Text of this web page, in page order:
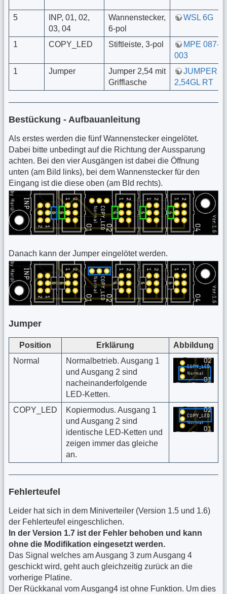
5
INP, 01, 02,
03, 04
Wannenstecker,
6-pol
WSL 6G
1 COPY_LED Stiftleiste, 3-pol
MPE 087-1-
003
1
Jumper
Jumper 2,54 mit
Grifflasche
JUMPER
2,54GL RT
Bestückung - Aufbauanleitung
Als erstes werden die fünf Wannenstecker eingelötet.
Dabei bitte unbedingt auf die Richtung der Aussparung
achten. Bei den vier Ausgängen ist dabei die Öffnung
unten (am Bild links), bei dem Wannenstecker für den
Eingang ist die diese oben (am Bld rechts).
Danach kann der Jumper eingelötet werden.
Jumper
Position Erklärung
Abbildung
Normal
Normalbetrieb. Ausgang 1
und Ausgang 2 sind
nacheinanderfolgende
LED-Ketten.
COPY_LED
Kopiermodus. Ausgang 1
und Ausgang 2 sind
identische LED-Ketten und
zeigen immer das gleiche
an.
Fehlerteufel
Leider hat sich in dem Miniverteiler (Version 1.5 und 1.6)
der Fehlerteufel eingeschlichen.
In der Version 1.7 ist der Fehler behoben und kann
ohne die Modifikation eingesetzt werden.
Das Signal welches am Ausgang 3 zum Ausgang 4
geschickt wird, geht auch gleichzeitig zurück an die
vorherige Platine.
Der Rückkanal vom Ausgang4 ist ohne Funktion. Um dies